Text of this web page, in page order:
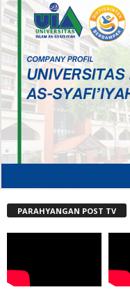
PARAHYANGAN POST TV